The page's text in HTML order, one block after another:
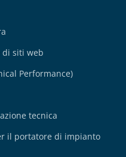
di siti web
Performance)
tecnica
il portatore di impianto